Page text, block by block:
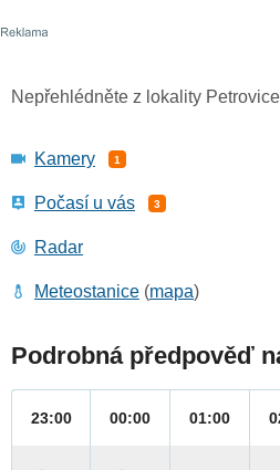
Nepřehlédněte z lokality
Kamery 1
Počasí u vás 3
Radar
Meteostanice (mapa)
Podrobná předpověď
23:00 00:00 01:00